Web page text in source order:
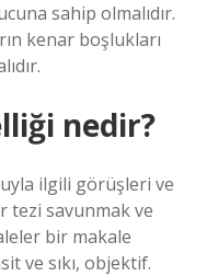
sahip olmalıdır.
kenar boşlukları
nedir?
ilgili görüşleri ve
tezi savunmak ve
bir makale
ve sıkı, objektif.